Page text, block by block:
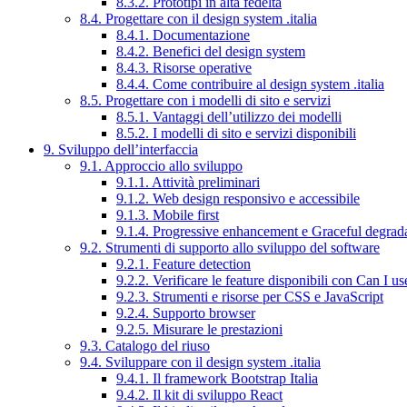
8.4. Progettare con il design system .italia
8.4.1. Documentazione
8.4.2. Benefici del design system
8.4.3. Risorse operative
8.4.4. Come contribuire al design system .italia
8.5. Progettare con i modelli di sito e servizi
8.5.1. Vantaggi dell’utilizzo dei modelli
8.5.2. I modelli di sito e servizi disponibili
9. Sviluppo dell’interfaccia
9.1. Approccio allo sviluppo
9.1.1. Attività preliminari
9.1.2. Web design responsivo e accessibile
9.1.3. Mobile first
9.1.4. Progressive enhancement e Graceful
9.2. Strumenti di supporto allo sviluppo del software
9.2.1. Feature detection
9.2.2. Verificare le feature disponibili con Can I
9.2.3. Strumenti e risorse per CSS e JavaScript
9.2.4. Supporto browser
9.2.5. Misurare le prestazioni
9.3. Catalogo del riuso
9.4. Sviluppare con il design system .italia
9.4.1. Il framework Bootstrap Italia
9.4.2. Il kit di sviluppo React